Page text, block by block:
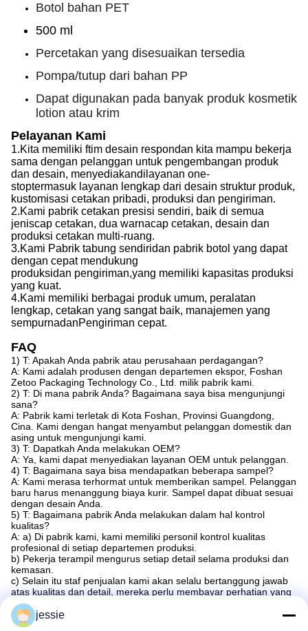
Botol bahan PET
500 ml
Percetakan yang disesuaikan tersedia
Pompa/tutup dari bahan PP
Dapat digunakan pada banyak produk kosmetik
lotion atau krim
Pelayanan Kami
1.Kita memiliki ftim desain respondan kita mampu bekerja
sama dengan pelanggan untuk pengembangan produk
dan desain, menyediakandi layanan one-
stoptermasuk layanan lengkap dari desain struktur produk,
kustomisasi cetakan pribadi, produksi dan pengiriman.
2.Kami pabrik cetakan presisi sendiri, baik di semua
jeniscap cetakan, dua warnacap cetakan, desain dan
produksi cetakan multi-ruang.
3.Kami Pabrik tabung sendiridan pabrik botol yang dapat
dengan cepat mendukung
produksidan pengiriman,yang memiliki kapasitas produksi
yang kuat.
4.Kami memiliki berbagai produk umum, peralatan
lengkap, cetakan yang sangat baik, manajemen yang
sempurnadanPengiriman cepat.
FAQ
1) T: Apakah Anda pabrik atau perusahaan perdagangan?
A: Kami adalah produsen dengan departemen ekspor, Foshan
Zetoo Packaging Technology Co., Ltd. milik pabrik kami.
2) T: Di mana pabrik Anda? Bagaimana saya bisa mengunjungi
sana?
A: Pabrik kami terletak di Kota Foshan, Provinsi Guangdong,
Cina. Kami dengan hangat menyambut pelanggan domestik dan
asing untuk mengunjungi kami.
3) T: Dapatkah Anda melakukan OEM?
A: Ya, kami dapat menyediakan layanan OEM untuk pelanggan.
4) T: Bagaimana saya bisa mendapatkan beberapa sampel?
A: Kami merasa terhormat untuk memberikan sampel. Pelanggan
baru harus menanggung biaya kurir. Sampel dapat dibuat sesuai
dengan desain Anda.
5) T: Bagaimana pabrik Anda melakukan dalam hal kontrol
kualitas?
A: a) Di pabrik kami, kami memiliki personil kontrol kualitas
profesional di setiap departemen produksi.
b) Pekerja terampil mengurus setiap detail selama produksi dan
kemasan.
c) Selain itu staf penjualan kami akan selalu bertanggung jawab
atas kualitas dan detail, mereka perlu membayar perhatian yang
besar untuk / produksinya daripada pelanggan; yang lebih
penting,pendiri perusahaan adalah pelopor pengembangan
teknologi produk dan desain.
jessie